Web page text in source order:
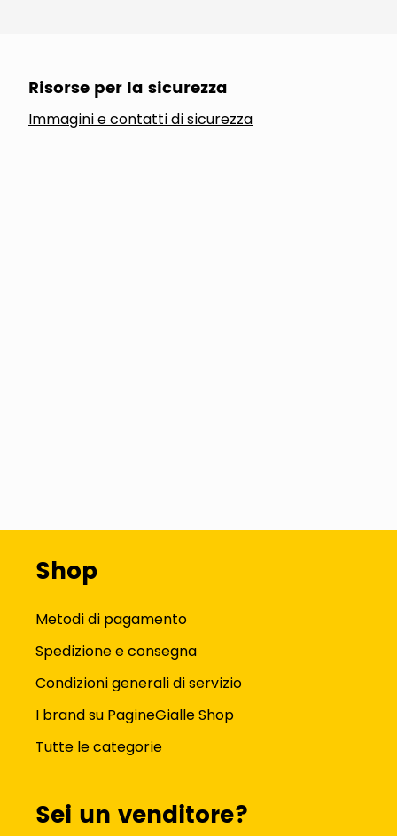
Risorse per la sicurezza
Immagini e contatti di sicurezza
Shop
Metodi di pagamento
Spedizione e consegna
Condizioni generali di servizio
I brand su PagineGialle Shop
Tutte le categorie
Sei un venditore?